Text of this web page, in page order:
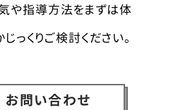
や指導方法をまずは体
っくりご検討ください。
お問い合わせ